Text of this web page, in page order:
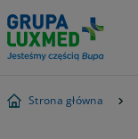
Strona główna